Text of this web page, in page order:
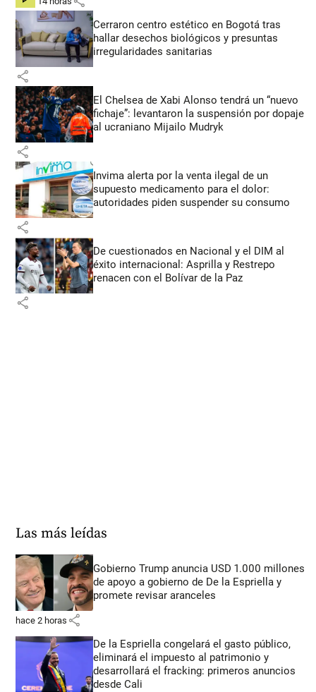
Cerraron centro estético en Bogotá tras
hallar desechos biológicos y presuntas
irregularidades sanitarias
share
El Chelsea de Xabi Alonso tendrá un “nuevo
fichaje”: levantaron la suspensión por dopaje
al ucraniano Mijailo Mudryk
share
Invima alerta por la venta ilegal de un
supuesto medicamento para el dolor:
autoridades piden suspender su consumo
share
De cuestionados en Nacional y el DIM al
éxito internacional: Asprilla y Restrepo
renacen con el Bolívar de la Paz
share
Las más leídas
Gobierno Trump anuncia USD 1.000 millones
de apoyo a gobierno de De la Espriella y
promete revisar aranceles
hace 2 horas share
De la Espriella congelará el gasto público,
eliminará el impuesto al patrimonio y
desarrollará el fracking: primeros anuncios
desde Cali